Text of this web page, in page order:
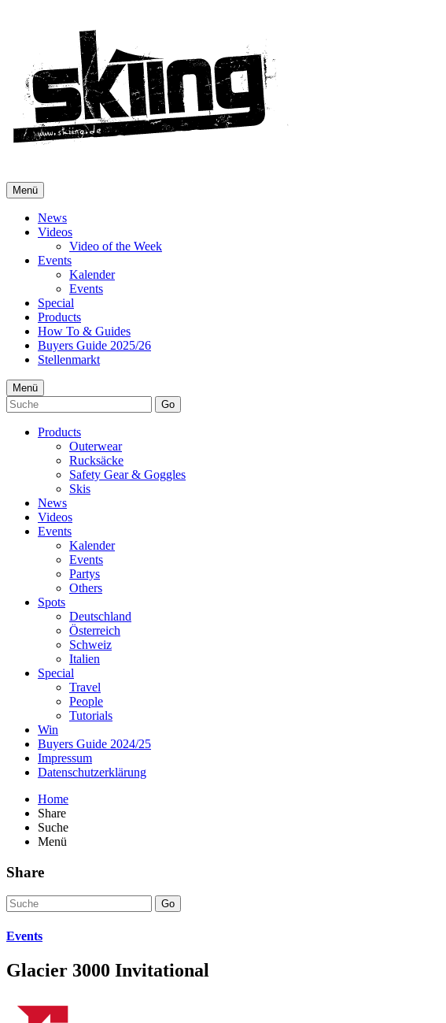
Menü
News
Videos
Video of the Week
Events
Kalender
Events
Special
Products
How To & Guides
Buyers Guide 2025/26
Stellenmarkt
Menü
Go
Products
Outerwear
Rucksäcke
Safety Gear & Goggles
Skis
News
Videos
Events
Kalender
Events
Partys
Others
Spots
Deutschland
Österreich
Schweiz
Italien
Special
Travel
People
Tutorials
Win
Buyers Guide 2024/25
Impressum
Datenschutzerklärung
Home
Share
Suche
Menü
Share
Go
Events
Glacier 3000 Invitational